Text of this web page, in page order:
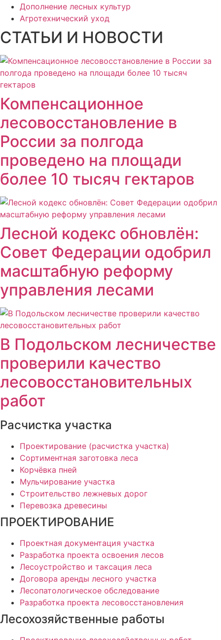
Дополнение лесных культур
Агротехнический уход
СТАТЬИ И НОВОСТИ
Компенсационное
лесовосстановление в
России за полгода
проведено на площади
более 10 тысяч гектаров
Лесной кодекс обновлён:
Совет Федерации одобрил
масштабную реформу
управления лесами
В Подольском лесничестве
проверили качество
лесовосстановительных
работ
Расчистка участка
Проектирование (расчистка участка)
Сортиментная заготовка леса
Корчёвка пней
Мульчирование участка
Строительство лежневых дорог
Перевозка древесины
ПРОЕКТИРОВАНИЕ
Проектная документация участка
Разработка проекта освоения лесов
Лесоустройство и таксация леса
Договора аренды лесного участка
Лесопатологическое обследование
Разработка проекта лесовосстановления
Лесохозяйственные работы